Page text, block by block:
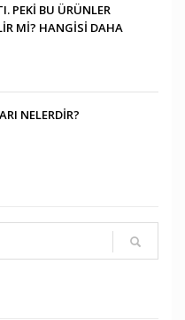
PEKİ BU ÜRÜNLER
Mİ? HANGİSİ DAHA
NELERDİR?